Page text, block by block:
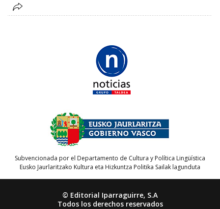
Subvencionada por el Departamento de Cultura y Política Lingüística
Eusko Jaurlaritzako Kultura eta Hizkuntza Politika Sailak lagunduta
© Editorial Iparraguirre, S.A
Todos los derechos reservados